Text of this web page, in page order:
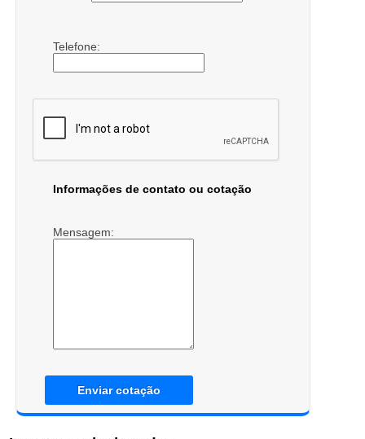
Telefone:
Informações de contato ou cotação
Mensagem:
Enviar cotação